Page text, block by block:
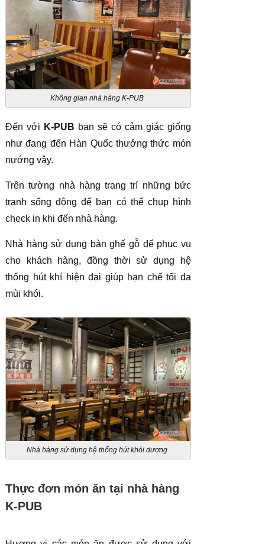
Không gian nhà hàng K-PUB
Đến với K-PUB bạn sẽ có cảm giác giống
như đang đến Hàn Quốc thưởng thức món
nướng vậy.
Trên tường nhà hàng trang trí những bức
tranh sống động để bạn có thể chụp hình
check in khi đến nhà hàng.
Nhà hàng sử dụng bàn ghế gỗ để phục vụ
cho khách hàng, đồng thời sử dụng hệ
thống hút khí hiện đại giúp hạn chế tối đa
mùi khói.
Nhà hàng sử dụng hệ thống hút khói dương
Thực đơn món ăn tại nhà hàng
K-PUB